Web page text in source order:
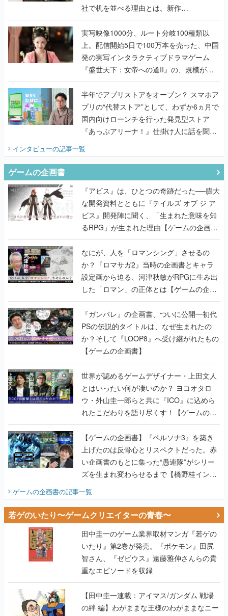
社で机を並べる理由とは。新作
『TATSUJIN EXTREME』で初タッグを組
んだレジェンド2人に訊く開発秘話
実写映像1000分、ルート分岐100種類以
上。配信開始5日で100万本を売った、中国
発の実写インタラクティブドラマゲーム
『盛世天下：女帝への道II』の、規模が違
うこだわりをプロデューサーに聞いた
半年でアプリストアをオープン？ スマホア
プリの“代替ストア”として、わずか6ヵ月で
国内向けローンチを行った発見型ストア
『あっぷアリーナ！』仕掛け人に話を聞い
インタビューの記事一覧
ゲームの企画書
『アビス』は、ひとつの奇跡だった──膨大
な開発資料とともに『テイルズ オブ ジ ア
ビス』開発陣に聞く、「生まれた意味を知
るRPG」が生まれた理由【ゲームの企画
書】
なにが、人を「ロマンシング」させるの
か？『ロマサガ2』当時の企画書とキャラ
設定画から迫る、河津秋敏がRPGに生み出
した「ロマン」の正体とは【ゲームの企画
書】
『ガンパレ』の企画書、ついに公開━初代
PSの伝説的タイトルは、なぜ生まれたの
か？そして『LOOP8』へ受け継がれたもの
【ゲームの企画書】
世界が認めるゲームデザイナー・上田文人
とはいったい何が凄いのか？ ヨコオタロ
ウ・外山圭一郎らと共に『ICO』に込めら
れたこだわりを語り尽くす！【ゲームの企
画書】
【ゲームの企画書】『ペルソナ3』を築き
上げたのは反骨心とリスペクトだった。赤
い企画書のもとに集った“愚連隊”がシリー
ズを生まれ変わらせるまで【橋野桂インタ
ゲームの企画書の記事一覧
若ゲのいたり〜ゲームクリエイターの青春〜
田中圭一のゲーム業界取材マンガ『若ゲの
いたり』第2巻が発売。『ポケモン』田尻
智さん、『ゼビウス』遠藤雅伸さんらの貴
重なエピソードを収録
【田中圭一連載：アイマス/ガンダム 戦場
の絆 編】わがままな王様のわがままなニー